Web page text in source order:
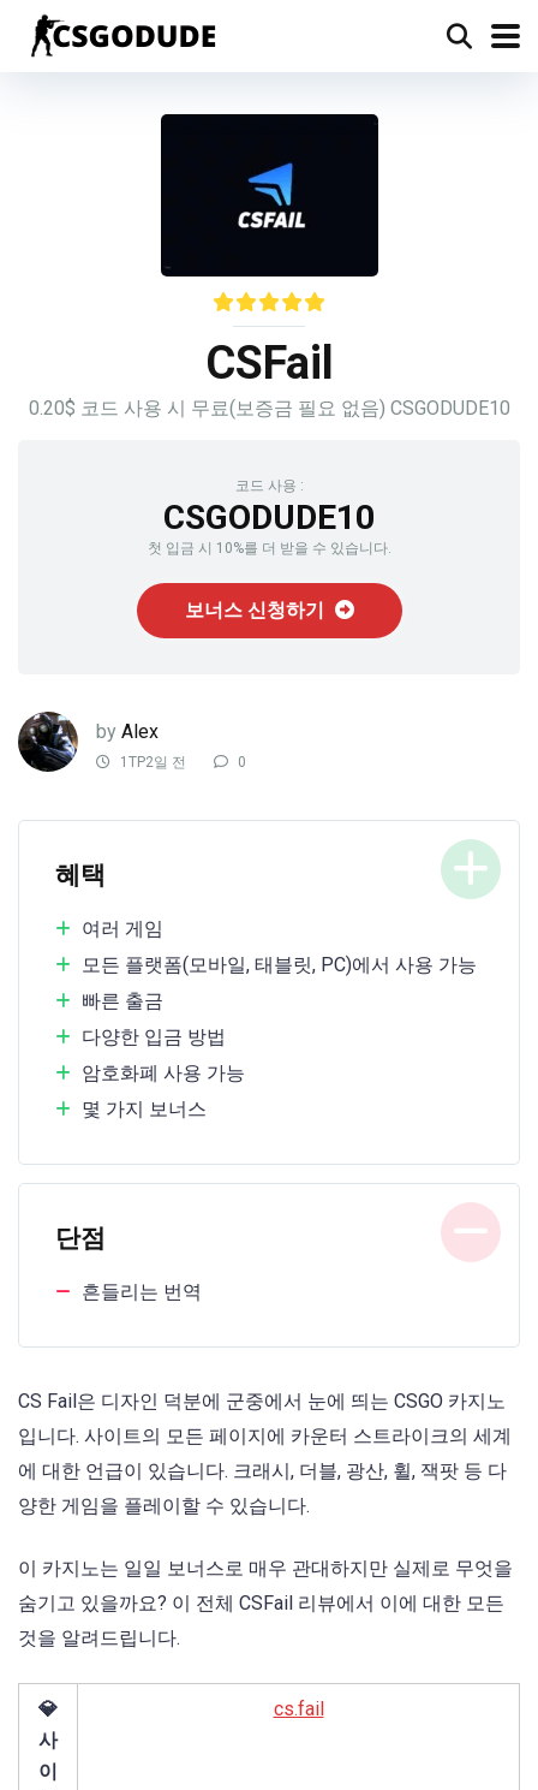
CSFail
0.20$ 코드 사용 시 무료(보증금 필요 없음) CSGODUDE10
코드 사용 :
CSGODUDE10
첫 입금 시 10%를 더 받을 수 있습니다.
보너스 신청하기
by Alex
1TP2일 전 0
혜택
여러 게임
모든 플랫폼(모바일, 태블릿, PC)에서 사용 가능
빠른 출금
다양한 입금 방법
암호화폐 사용 가능
몇 가지 보너스
단점
흔들리는 번역
CS Fail은 디자인 덕분에 군중에서 눈에 띄는 CSGO 카지노
입니다. 사이트의 모든 페이지에 카운터 스트라이크의 세계
에 대한 언급이 있습니다. 크래시, 더블, 광산, 휠, 잭팟 등 다
양한 게임을 플레이할 수 있습니다.
이 카지노는 일일 보너스로 매우 관대하지만 실제로 무엇을
숨기고 있을까요? 이 전체 CSFail 리뷰에서 이에 대한 모든
것을 알려드립니다.
💎
사
이
cs.fail